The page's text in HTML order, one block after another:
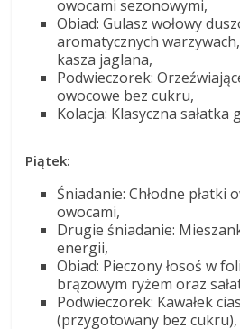
owocami sezonowymi,
Obiad: Gulasz wołowy
aromatycznych
kasza jaglana,
Podwieczorek:
owocowe bez cukru,
Kolacja: Klasyczna sałatka
Piątek:
Śniadanie: Chłodne płatki
owocami,
Drugie śniadanie:
energii,
Obiad: Pieczony łosoś w
brązowym ryżem oraz
Podwieczorek: Kawałek
(przygotowany bez cukru),